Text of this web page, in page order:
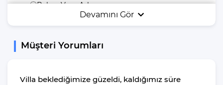
Bahçe Veya Arka
Salıncak
Mangal
Devamını Gör
Müşteri Yorumları
Villa beklediğimize güzeldi, kaldığımız süre